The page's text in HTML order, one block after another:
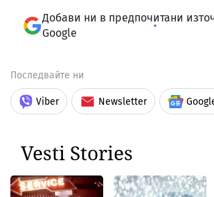
Добави ни в предпочитани
Google
Последвайте ни
Viber Newsletter
Vesti Stories